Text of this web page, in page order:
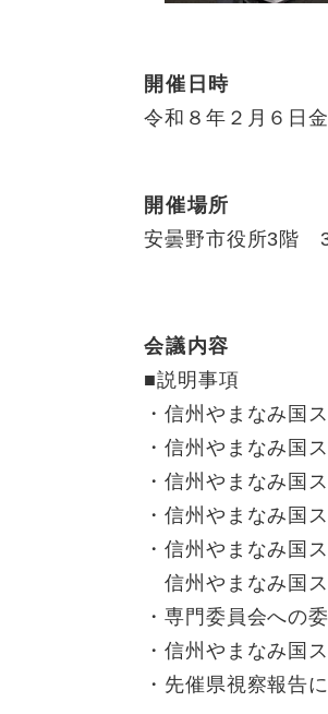
開催日時
令和８年２月６日
開催場所
安曇野市役所3階
会議内容
■説明事項
・信州やまなみ国
・信州やまなみ国
・信州やまなみ国
・信州やまなみ国
・信州やまなみ国
信州やまなみ国
・専門委員会への
・信州やまなみ国
・先催県視察報告